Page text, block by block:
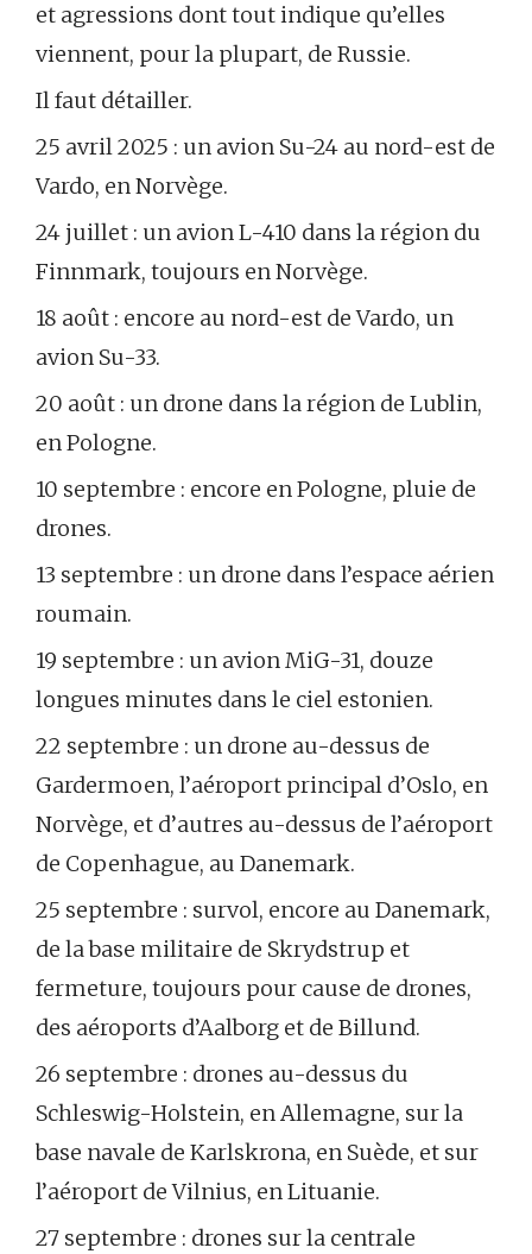
et agressions dont tout indique qu’elles
viennent, pour la plupart, de Russie.
Il faut détailler.
25 avril 2025 : un avion Su-24 au nord-est de
Vardo, en Norvège.
24 juillet : un avion L-410 dans la région du
Finnmark, toujours en Norvège.
18 août : encore au nord-est de Vardo, un
avion Su-33.
20 août : un drone dans la région de Lublin,
en Pologne.
10 septembre : encore en Pologne, pluie de
drones.
13 septembre : un drone dans l’espace aérien
roumain.
19 septembre : un avion MiG-31, douze
longues minutes dans le ciel estonien.
22 septembre : un drone au-dessus de
Gardermoen, l’aéroport principal d’Oslo, en
Norvège, et d’autres au-dessus de l’aéroport
de Copenhague, au Danemark.
25 septembre : survol, encore au Danemark,
de la base militaire de Skrydstrup et
fermeture, toujours pour cause de drones,
des aéroports d’Aalborg et de Billund.
26 septembre : drones au-dessus du
Schleswig-Holstein, en Allemagne, sur la
base navale de Karlskrona, en Suède, et sur
l’aéroport de Vilnius, en Lituanie.
27 septembre : drones sur la centrale